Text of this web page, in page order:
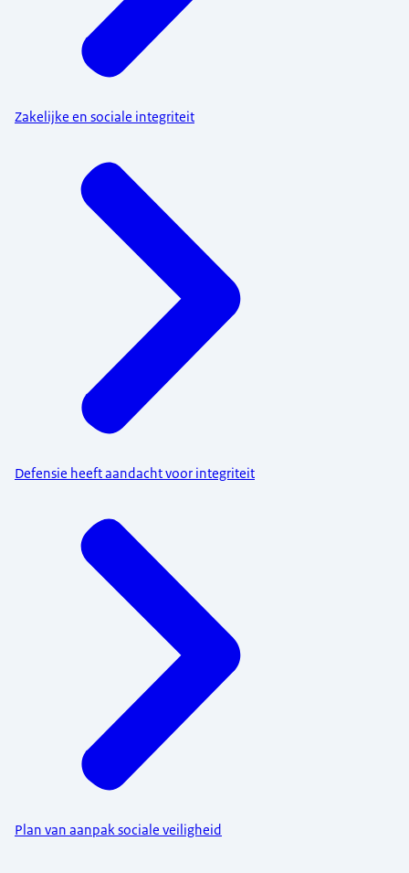
Zakelijke en sociale integriteit
Defensie heeft aandacht voor integriteit
Plan van aanpak sociale veiligheid